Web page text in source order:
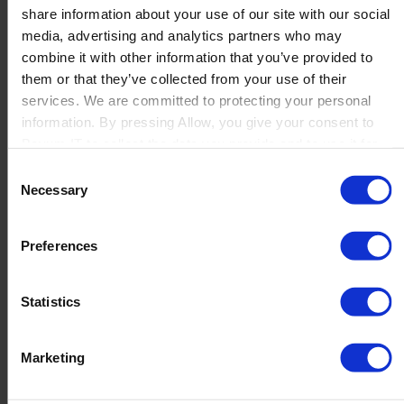
share information about your use of our site with our social
media, advertising and analytics partners who may
combine it with other information that you’ve provided to
them or that they’ve collected from your use of their
services. We are committed to protecting your personal
information. By pressing Allow, you give your consent to
withdraw your consent at any time
Selection
Necessary
Preferences
Statistics
Marketing
Zeitgewinn bringen
In der heutigen schnelllebigen digitalen Welt kann es
ganz schön herausfordernd sein, große Mengen an
Daten im Griff zu behalten. Ob Produktinformationen,
Metadaten oder aktuelle...
Optimierte Lager- und Lieferprozesse mit
Produmex WMS und der B1Fox Delivery
App
Wenn Effizienz an der Lagertür endet Seit 2009
setzt Vos Banket, ein traditionsreicher